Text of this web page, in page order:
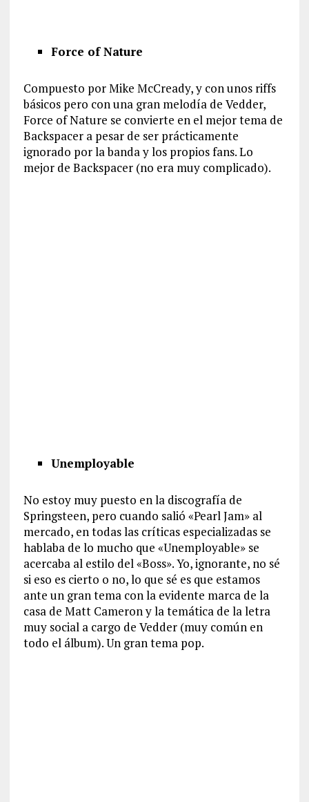
Force of Nature
Compuesto por Mike McCready, y con unos riffs
básicos pero con una gran melodía de Vedder,
Force of Nature se convierte en el mejor tema de
Backspacer a pesar de ser prácticamente
ignorado por la banda y los propios fans. Lo
mejor de Backspacer (no era muy complicado).
Unemployable
No estoy muy puesto en la discografía de
Springsteen, pero cuando salió «Pearl Jam» al
mercado, en todas las críticas especializadas se
hablaba de lo mucho que «Unemployable» se
acercaba al estilo del «Boss». Yo, ignorante, no sé
si eso es cierto o no, lo que sé es que estamos
ante un gran tema con la evidente marca de la
casa de Matt Cameron y la temática de la letra
muy social a cargo de Vedder (muy común en
todo el álbum). Un gran tema pop.